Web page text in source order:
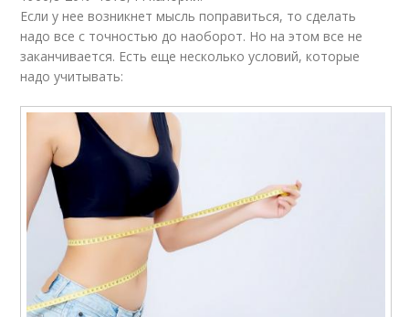
Если у нее возникнет мысль поправиться, то сделать
надо все с точностью до наоборот. Но на этом все не
заканчивается. Есть еще несколько условий, которые
надо учитывать: